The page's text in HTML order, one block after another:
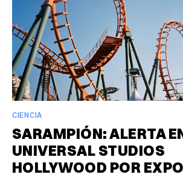
CIENCIA
SARAMPIÓN: ALERTA
UNIVERSAL STUDIOS
HOLLYWOOD POR